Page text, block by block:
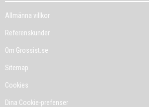
Allmänna villkor
Referenskunder
Om Grossist.se
Sitemap
Cookies
Dina Cookie-prefenser